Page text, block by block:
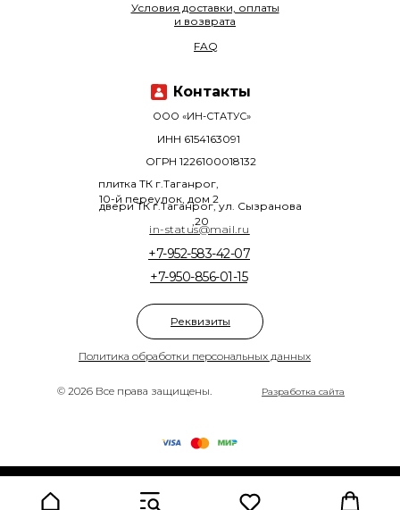
© 2026 Все права защищены.
Политика обработки персональных данных
+7-950-856-01-15
+7-952-583-42-07
ООО «ИН-СТАТУС»
плитка ТК г.Таганрог,
10-й переулок, дом 2
двери ТК г.Таганрог, ул. Сызранова
,20
ОГРН 1226100018132
ИНН 6154163091
Разработка сайта
Условия доставки, оплаты
и возврата
FAQ
in-status@mail.ru
Контакты
Реквизиты
Made on Tilda